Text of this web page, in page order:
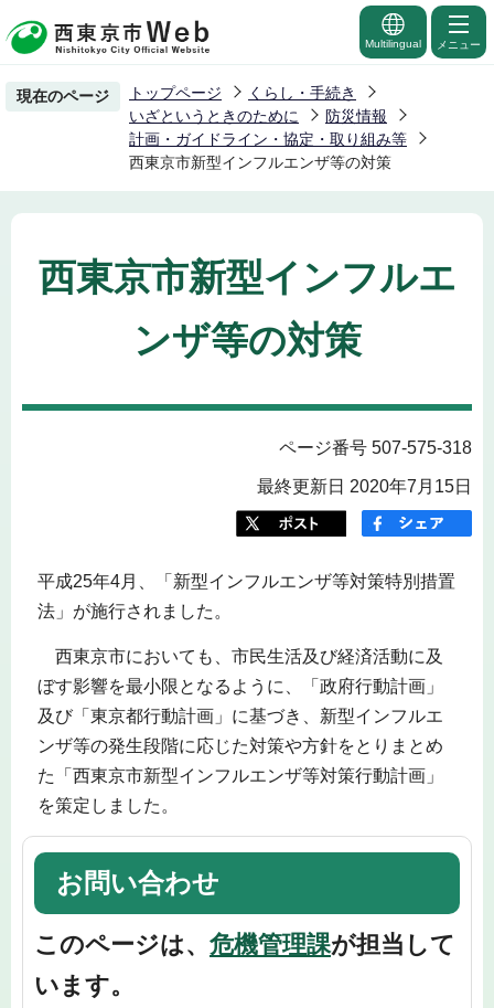
の
ー
先
頭
Multilingual メニュー
現在のページ トップページ
くらし・手続き
いざというときのために
防災情報
計画・ガイドライン・協定・取り組み等
西東京市新型インフルエンザ等の対策
西東京市新型インフルエ
ンザ等の対策
ページ番号 507-575-318
最終更新日 2020年7月15日
平成25年4月、「新型インフルエンザ等対策特別措置
法」が施行されました。
西東京市においても、市民生活及び経済活動に及
ぼす影響を最小限となるように、「政府行動計画」
及び「東京都行動計画」に基づき、新型インフルエ
ンザ等の発生段階に応じた対策や方針をとりまとめ
た「西東京市新型インフルエンザ等対策行動計画」
を策定しました。
お問い合わせ
このページは、 危機管理課が担当して
います。